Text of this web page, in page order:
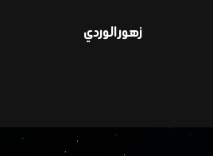
زهور الوردي